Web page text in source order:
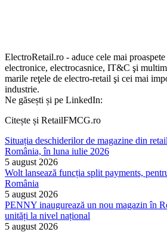
ElectroRetail.ro - aduce cele mai
electronice, electrocasnice, IT&C şi
marile reţele de electro-retail şi cei mai
industrie.
Ne găsești și pe LinkedIn:
Citește și RetailFMCG.ro
Situația deschiderilor de magazine din
România, în luna iulie 2026
5 august 2026
Wolt lansează funcția split payments,
România
5 august 2026
PENNY inaugurează un nou magazin în
unități la nivel național
5 august 2026